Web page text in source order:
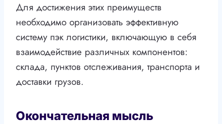
Для достижения этих преимуществ
необходимо организовать эффективную
систему пэк логистики, включающую в себя
взаимодействие различных компонентов:
склада, пунктов отслеживания, транспорта и
доставки грузов.
Окончательная мысль